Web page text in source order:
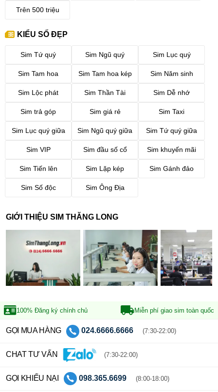
Trên 500 triệu
KIỂU SỐ ĐẸP
Sim Tứ quý Sim Ngũ quý Sim Lục quý
Sim Tam hoa Sim Tam hoa kép Sim Năm sinh
Sim Lộc phát Sim Thần Tài Sim Dễ nhớ
Sim trả góp Sim giá rẻ Sim Taxi
Sim Lục quý giữa Sim Ngũ quý giữa Sim Tứ quý giữa
Sim VIP Sim đầu số cổ Sim khuyến mãi
Sim Tiến lên Sim Lặp kép Sim Gánh đảo
Sim Số độc Sim Ông Địa
GIỚI THIỆU SIM THĂNG LONG
100% Đăng ký chính chủ Miễn phí giao sim toàn quốc
GỌI MUA HÀNG 024.6666.6666 (7:30-22:00)
CHAT TƯ VẤN (7:30-22:00)
GỌI KHIẾU NẠI 098.365.6699 (8:00-18:00)